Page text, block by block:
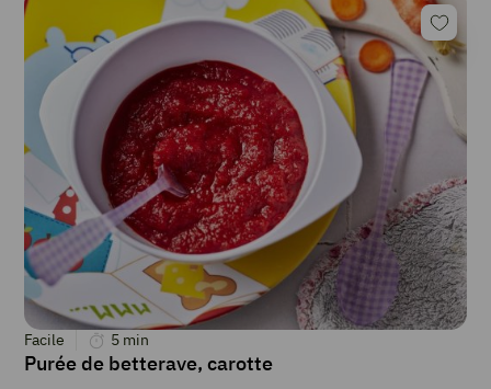
Facile 5 min
Purée de betterave, carotte